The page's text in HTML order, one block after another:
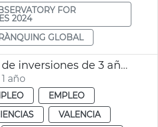
FOR
2024
GLOBAL
Balance apoyo de inversiones de 3 años en activo de Invest in València
año
EMPLEO
VALENCIA